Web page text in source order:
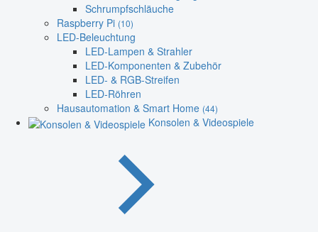
Schrumpfschläuche
Raspberry Pi (10)
LED-Beleuchtung
LED-Lampen & Strahler
LED-Komponenten & Zubehör
LED- & RGB-Streifen
LED-Röhren
Hausautomation & Smart Home (44)
Konsolen & Videospiele